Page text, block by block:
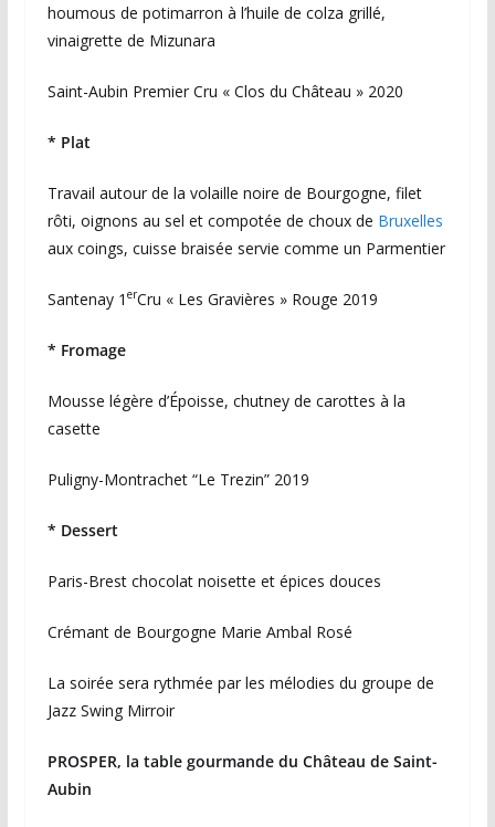
houmous de potimarron à l’huile de colza grillé,
vinaigrette de Mizunara
Saint-Aubin Premier Cru « Clos du Château » 2020
* Plat
Travail autour de la volaille noire de Bourgogne, filet
rôti, oignons au sel et compotée de choux de Bruxelles
aux coings, cuisse braisée servie comme un Parmentier
Santenay 1 erCru « Les Gravières » Rouge 2019
* Fromage
Mousse légère d’Époisse, chutney de carottes à la
casette
Puligny-Montrachet “Le Trezin” 2019
* Dessert
Paris-Brest chocolat noisette et épices douces
Crémant de Bourgogne Marie Ambal Rosé
La soirée sera rythmée par les mélodies du groupe de
Jazz Swing Mirroir
PROSPER, la table gourmande du Château de Saint-
Aubin